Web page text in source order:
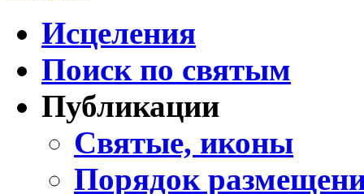
Исцеления
Поиск по святым
Публикации
Святые, иконы
Порядок